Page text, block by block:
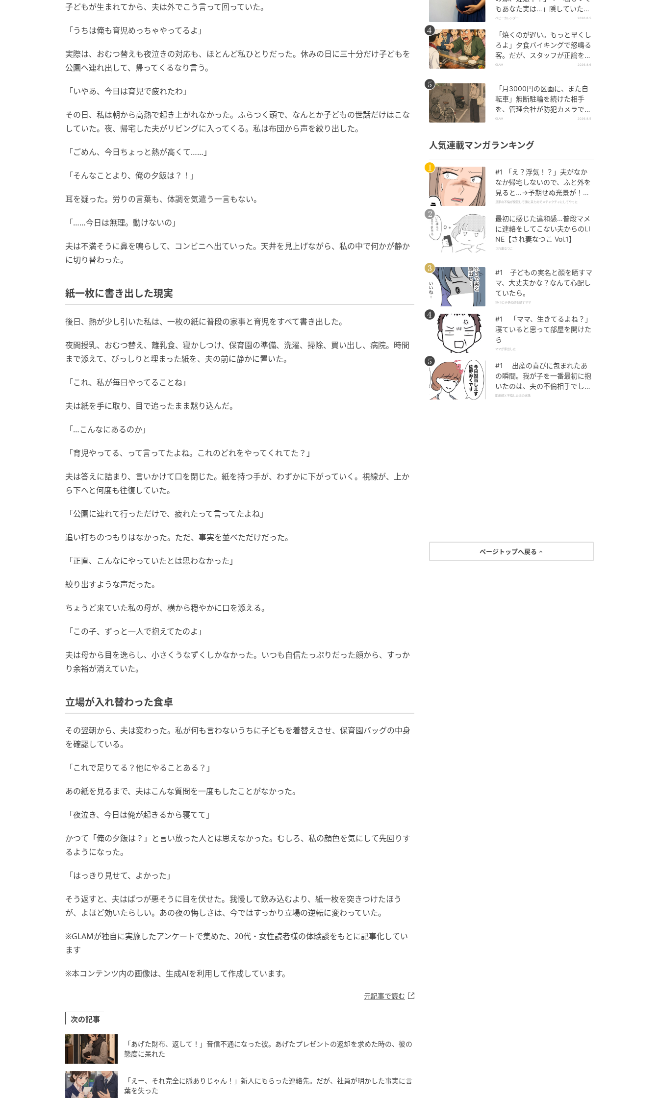
子どもが生まれてから、夫は外でこう言って回っていた。
「うちは俺も育児めっちゃやってるよ」
実際は、おむつ替えも夜泣きの対応も、ほとんど私ひとりだった。休みの日に三十分だけ子どもを
公園へ連れ出して、帰ってくるなり言う。
「いやあ、今日は育児で疲れたわ」
その日、私は朝から高熱で起き上がれなかった。ふらつく頭で、なんとか子どもの世話だけはこな
していた。夜、帰宅した夫がリビングに入ってくる。私は布団から声を絞り出した。
「ごめん、今日ちょっと熱が高くて……」
「そんなことより、俺の夕飯は？！」
耳を疑った。労りの言葉も、体調を気遣う一言もない。
「……今日は無理。動けないの」
夫は不満そうに鼻を鳴らして、コンビニへ出ていった。天井を見上げながら、私の中で何かが静か
に切り替わった。
紙一枚に書き出した現実
後日、熱が少し引いた私は、一枚の紙に普段の家事と育児をすべて書き出した。
夜間授乳、おむつ替え、離乳食、寝かしつけ、保育園の準備、洗濯、掃除、買い出し、病院。時間
まで添えて、びっしりと埋まった紙を、夫の前に静かに置いた。
「これ、私が毎日やってることね」
夫は紙を手に取り、目で追ったまま黙り込んだ。
「…こんなにあるのか」
「育児やってる、って言ってたよね。これのどれをやってくれてた？」
夫は答えに詰まり、言いかけて口を閉じた。紙を持つ手が、わずかに下がっていく。視線が、上か
ら下へと何度も往復していた。
「公園に連れて行っただけで、疲れたって言ってたよね」
追い打ちのつもりはなかった。ただ、事実を並べただけだった。
「正直、こんなにやっていたとは思わなかった」
絞り出すような声だった。
ちょうど来ていた私の母が、横から穏やかに口を添える。
「この子、ずっと一人で抱えてたのよ」
夫は母から目を逸らし、小さくうなずくしかなかった。いつも自信たっぷりだった顔から、すっか
り余裕が消えていた。
立場が入れ替わった食卓
その翌朝から、夫は変わった。私が何も言わないうちに子どもを着替えさせ、保育園バッグの中身
を確認している。
「これで足りてる？他にやることある？」
あの紙を見るまで、夫はこんな質問を一度もしたことがなかった。
「夜泣き、今日は俺が起きるから寝てて」
かつて「俺の夕飯は？」と言い放った人とは思えなかった。むしろ、私の顔色を気にして先回りす
るようになった。
「はっきり見せて、よかった」
そう返すと、夫はばつが悪そうに目を伏せた。我慢して飲み込むより、紙一枚を突きつけたほう
が、よほど効いたらしい。あの夜の悔しさは、今ではすっかり立場の逆転に変わっていた。
※GLAMが独自に実施したアンケートで集めた、20代・女性読者様の体験談をもとに記事化してい
ます
※本コンテンツ内の画像は、生成AIを利用して作成しています。
元記事で読む
次の記事
「あげた財布、返して！」音信不通になった彼。あげたプレゼントの返却を求めた時の、彼の
態度に呆れた
「えー、それ完全に脈ありじゃん！」新人にもらった連絡先。だが、社員が明かした事実に言
葉を失った
もあなた実は…」隠していた事
実を暴露した結果
ベビーカレンダー 2026.8.5
「焼くのが遅い。もっと早くし
ろよ」夕食バイキングで怒鳴る
客。だが、スタッフが正論を並
べた結果
GLAM 2026.8.6
「月3000円の区画に、また自
転車」無断駐輪を続けた相手
を、管理会社が防犯カメラで特
定した朝
GLAM 2026.8.5
人気連載マンガランキング
#1 「え？浮気！？」夫がなか
なか帰宅しないので、ふと外を
見ると…→予期せぬ光景が！｜
旦那の不倫が発覚して頭に来た
旦那の不倫が発覚して頭に来たのでメチャクチャにしてやった
最初に感じた違和感…普段マメ
に連絡をしてこない夫からのLI
NE【され妻なつこ Vol.1】
され妻なつこ
#1 子どもの実名と顔を晒すマ
マ、大丈夫かな？なんて心配し
ていたら。
SNSに子供の顔を晒すママ
#1 「ママ、生きてるよね？」
寝ていると思って部屋を開けた
ら
ママが家出した
#1 出産の喜びに包まれたあ
の瞬間。我が子を一番最初に抱
いたのは、夫の不倫相手でし
た。
助産師と不倫した夫の末路
ページトップへ戻る